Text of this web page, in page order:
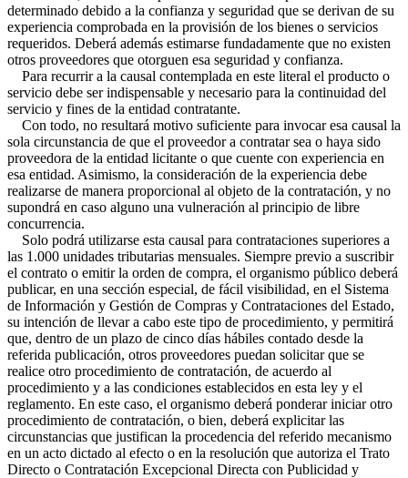
determinado debido a la confianza y seguridad que se derivan de su
experiencia comprobada en la provisión de los bienes o servicios
requeridos. Deberá además estimarse fundadamente que no existen
otros proveedores que otorguen esa seguridad y confianza.
Para recurrir a la causal contemplada en este literal el producto o
servicio debe ser indispensable y necesario para la continuidad del
servicio y fines de la entidad contratante.
Con todo, no resultará motivo suficiente para invocar esa causal la
sola circunstancia de que el proveedor a contratar sea o haya sido
proveedora de la entidad licitante o que cuente con experiencia en
esa entidad. Asimismo, la consideración de la experiencia debe
realizarse de manera proporcional al objeto de la contratación, y no
supondrá en caso alguno una vulneración al principio de libre
concurrencia.
Solo podrá utilizarse esta causal para contrataciones superiores a
las 1.000 unidades tributarias mensuales. Siempre previo a suscribir
el contrato o emitir la orden de compra, el organismo público deberá
publicar, en una sección especial, de fácil visibilidad, en el Sistema
de Información y Gestión de Compras y Contrataciones del Estado,
su intención de llevar a cabo este tipo de procedimiento, y permitirá
que, dentro de un plazo de cinco días hábiles contado desde la
referida publicación, otros proveedores puedan solicitar que se
realice otro procedimiento de contratación, de acuerdo al
procedimiento y a las condiciones establecidos en esta ley y el
reglamento. En este caso, el organismo deberá ponderar iniciar otro
procedimiento de contratación, o bien, deberá explicitar las
circunstancias que justifican la procedencia del referido mecanismo
en un acto dictado al efecto o en la resolución que autoriza el Trato
Directo o Contratación Excepcional Directa con Publicidad y